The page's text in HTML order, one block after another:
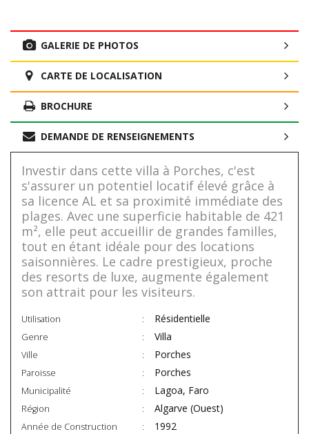
GALERIE DE PHOTOS
CARTE DE LOCALISATION
BROCHURE
DEMANDE DE RENSEIGNEMENTS
Investir dans cette villa à Porches, c'est
s'assurer un potentiel locatif élevé grâce à
sa licence AL et sa proximité immédiate des
plages. Avec une superficie habitable de 421
m², elle peut accueillir de grandes familles,
tout en étant idéale pour des locations
saisonnières. Le cadre prestigieux, proche
des resorts de luxe, augmente également
son attrait pour les visiteurs.
Utilisation Résidentielle
Genre Villa
Ville Porches
Paroisse Porches
Municipalité Lagoa, Faro
Région Algarve (Ouest)
Année de Construction 1992